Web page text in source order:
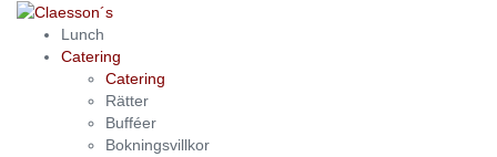
Lunch
Catering
Catering
Rätter
Bufféer
Bokningsvillkor